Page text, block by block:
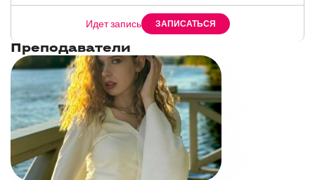
Кроме того все занятия у нас проходят под красивую и
зажигательную музыку. Не стоит терять времени, сделайте
шаг на встречу красивому и гибкому телу уже сегодня с
танцевальным направлением Lady Dance!
Идет запись ЗАПИСАТЬСЯ
Преподаватели